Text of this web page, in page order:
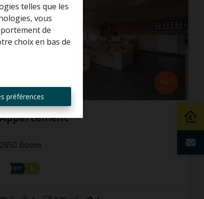
telles que les
vous
de
choix en bas de
préférences
Appartement
2850 Boom